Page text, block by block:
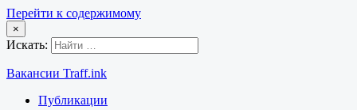
Перейти к содержимому
×
Искать:
Вакансии Traff.ink
Публикации